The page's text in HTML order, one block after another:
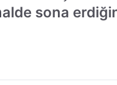
sona